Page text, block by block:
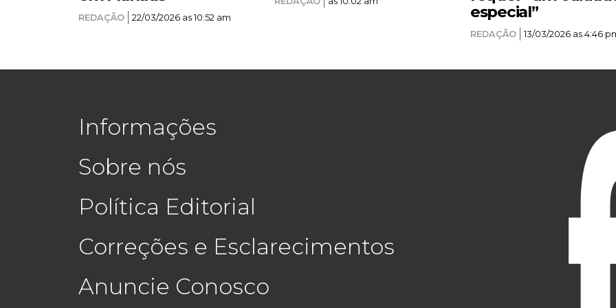
REDAÇÃO 22/03/2026 as 10:52 am
especial”
REDAÇÃO 13/03/2026 as 4:46
Informações
Sobre nós
Política Editorial
Correções e Esclarecimentos
Anuncie Conosco